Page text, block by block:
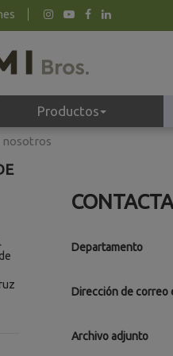
Productos
nosotros
Departamento
Dirección de correo
Archivo adjunto